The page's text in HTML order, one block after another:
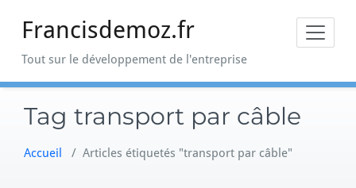
Francisdemoz.fr
Tout sur le développement de l'entreprise
Tag transport par câble
Accueil / Articles étiquetés "transport par câble"